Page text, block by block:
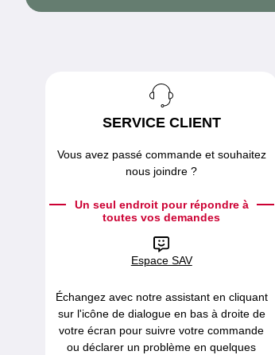
SERVICE CLIENT
Vous avez passé commande et souhaitez
nous joindre ?
Un seul endroit pour répondre à
toutes vos demandes
Espace SAV
Échangez avec notre assistant en cliquant
sur l'icône de dialogue en bas à droite de
votre écran pour suivre votre commande
ou déclarer un problème en quelques